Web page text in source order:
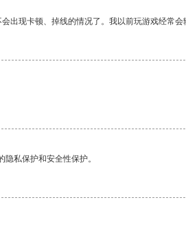
出现卡顿、掉线的情况了。我以前玩游戏经常
私保护和安全性保护。